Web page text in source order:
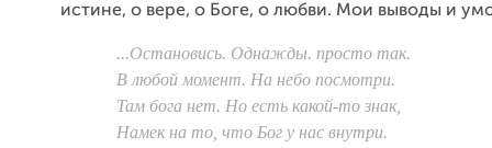
истине, о вере, о Боге, о любви. Мои выводы и
...Остановись. Однажды. просто так.
В любой момент. На небо посмотри.
Там бога нет. Но есть какой-то знак,
Намек на то, что Бог у нас внутри.